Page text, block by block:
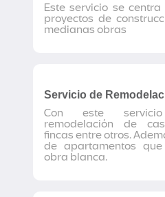
Este servicio se
proyectos de
medianas obras
Servicio de
Con este
remodelación de
fincas entre otros.
de apartamentos
obra blanca.